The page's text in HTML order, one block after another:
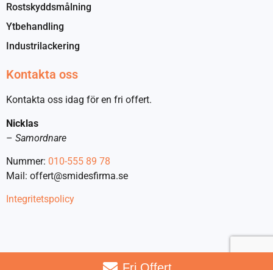
Rostskyddsmålning
Ytbehandling
Industrilackering
Kontakta oss
Kontakta oss idag för en fri offert.
Nicklas
– Samordnare
Nummer: 010-555 89 78
Mail: offert@smidesfirma.se
Integritetspolicy